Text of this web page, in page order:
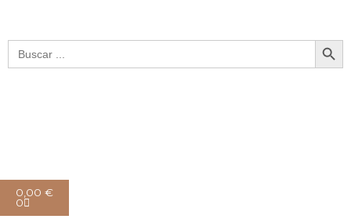
Buscar: Botón de
0,00 €
0
Cart